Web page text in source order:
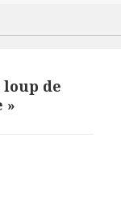
loup de
»